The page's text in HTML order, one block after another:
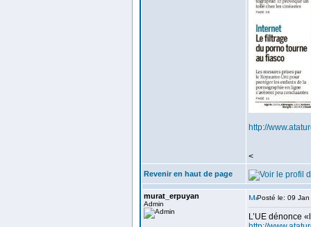
http://
<
Revenir en haut de page
murat_erpuyan
Admin
Posté le: 09
L’UE dénonce